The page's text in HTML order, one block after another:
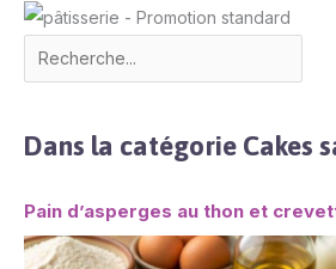
Dans la catégorie Cakes
Pain d’asperges au thon et